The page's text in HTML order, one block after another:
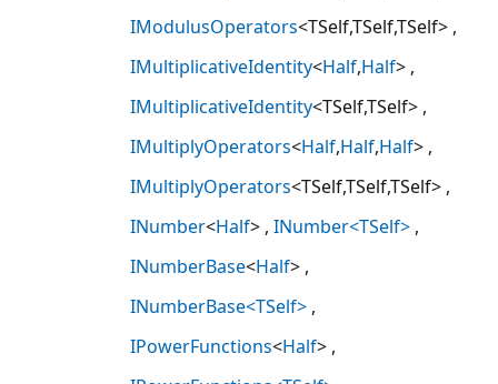
IModulusOperators<TSelf,TSelf,TSelf>
IMultiplicativeIdentity<Half,Half>
IMultiplicativeIdentity<TSelf,TSelf>
IMultiplyOperators<Half,Half,Half>
IMultiplyOperators<TSelf,TSelf,TSelf>
INumber<Half> INumber<TSelf>
INumberBase<Half>
INumberBase<TSelf>
IPowerFunctions<Half>